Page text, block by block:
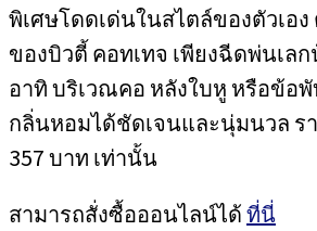
พิเศษโดดเด่นในสไตล์ของตัวเอ
ของบิวตี้ คอทเทจ เพียงฉีดพ่นเล
อาทิ บริเวณคอ หลังใบหู หรือข้อ
กลิ่นหอมได้ชัดเจนและนุ่มนวล ร
357 บาท เท่านั้น
สามารถสั่งซื้อออนไลน์ได้ที่นี่